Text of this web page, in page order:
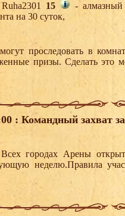
15
-
на 30 суток,
проследовать в
призы. Сделать это
: Командный захват
городах Арены
неделю.Правила